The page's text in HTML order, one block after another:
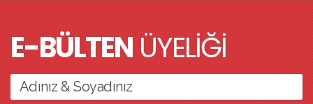
E-BÜLTENÜYELİĞİ